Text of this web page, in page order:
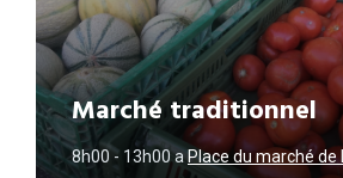
Marché traditionnel
8h00 - 13h00aPlace du marché de